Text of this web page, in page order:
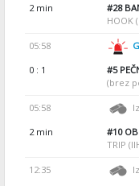
2 min
#28
HOOK
05:58
0 : 1
#5
(brez
05:58
2 min
#10
TRIP
12:35